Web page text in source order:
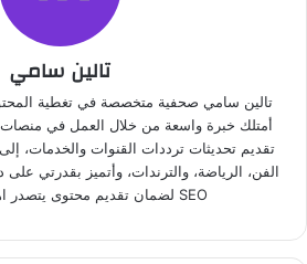
تالين سامي
تالين سامي صحفية متخصصة في تغطية المحتوى
أمتلك خبرة واسعة من خلال العمل في
تقديم تحديثات ترددات القنوات والخدمات،
الفن، الرياضة، والترندات، وأتميز بقدرتي
SEO لضمان تقديم محتوى يتصدر اهتمامات القراء